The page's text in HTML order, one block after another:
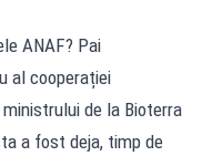
ANAF? Pai
al cooperației
de la Bioterra
a fost deja, timp de